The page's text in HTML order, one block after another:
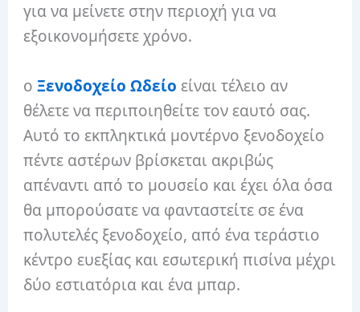
για να μείνετε στην περιοχή για να
εξοικονομήσετε χρόνο.
οΞενοδοχείο Ωδείο είναι τέλειο αν
θέλετε να περιποιηθείτε τον εαυτό σας.
Αυτό το εκπληκτικά μοντέρνο ξενοδοχείο
πέντε αστέρων βρίσκεται ακριβώς
απέναντι από το μουσείο και έχει όλα όσα
θα μπορούσατε να φανταστείτε σε ένα
πολυτελές ξενοδοχείο, από ένα τεράστιο
κέντρο ευεξίας και εσωτερική πισίνα μέχρι
δύο εστιατόρια και ένα μπαρ.